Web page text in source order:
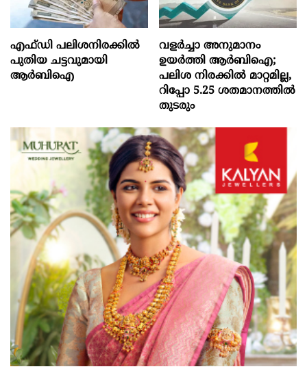
എഫ്‍ഡി പലിശനിരക്കിൽ
പുതിയ ചട്ടവുമായി
ആർബിഐ
വളർച്ചാ അനുമാനം
ഉയർത്തി ആർബിഐ;
പലിശ നിരക്കിൽ മാറ്റമില്ല,
റിപ്പോ 5.25 ശതമാനത്തിൽ
തുടരും